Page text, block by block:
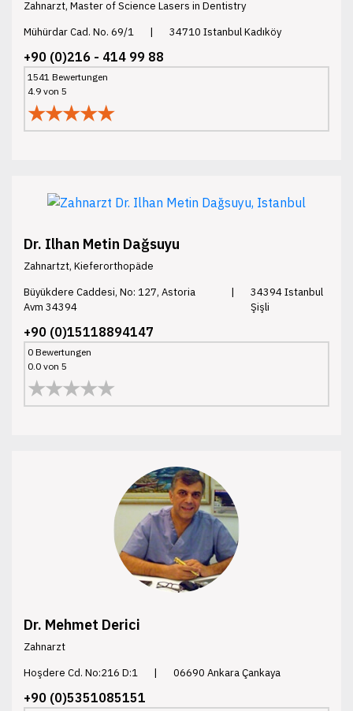
Zahnarzt, Master of Science Lasers in Dentistry
Mühürdar Cad. No. 69/1
| 34710 Istanbul Kadıköy
+90 (0)216 - 414 99 88
1541 Bewertungen
4.9 von 5
★★★★★
Dr. Ilhan Metin Dağsuyu
Zahnartzt, Kieferorthopäde
Büyükdere Caddesi, No: 127, Astoria
Avm 34394
|
34394 Istanbul
Şişli
+90 (0)15118894147
0 Bewertungen
0.0 von 5
★★★★★
Dr. Mehmet Derici
Zahnarzt
Hoşdere Cd. No:216 D:1
| 06690 Ankara Çankaya
+90 (0)5351085151